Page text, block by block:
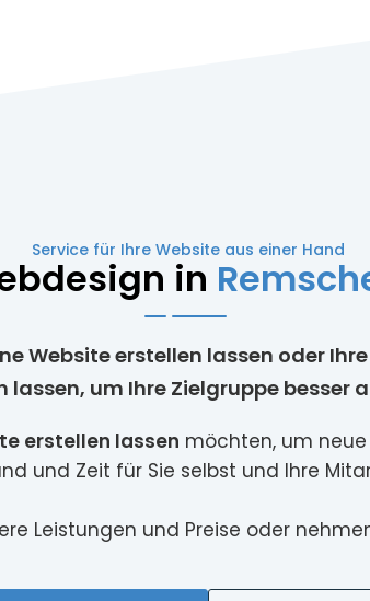
Service für Ihre Website aus einer Hand
in
Website erstellen lassen oder
lassen, um Ihre Zielgruppe besser
erstellen lassen möchten, um
und Zeit für Sie selbst und Ihre
Leistungen und Preise oder